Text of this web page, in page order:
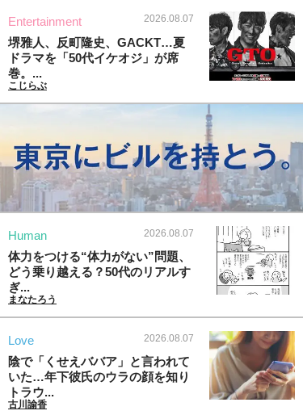
Entertainment 2026.08.07
堺雅人、反町隆史、GACKT…夏
ドラマを「50代イケオジ」が席
巻。...
こじらぶ
Human 2026.08.07
体力をつける“体力がない”問題、
どう乗り越える？50代のリアルす
ぎ...
まなたろう
Love 2026.08.07
陰で「くせえババア」と言われて
いた…年下彼氏のウラの顔を知り
トラウ...
古川諭香